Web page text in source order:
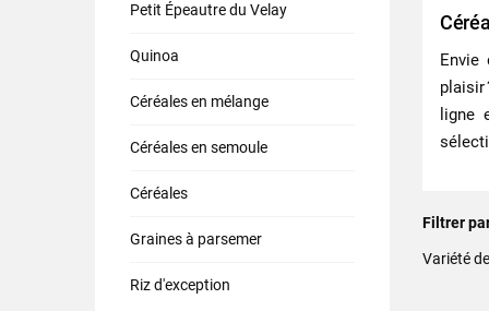
Petit Épeautre du Velay
Quinoa
Céréales en mélange
Céréales en semoule
Céréales
Graines à parsemer
Riz d'exception
plaisir
ligne
Filtrer
Variété